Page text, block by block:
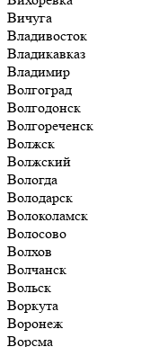
Вичуга
Владивосток
Владикавказ
Владимир
Волгоград
Волгодонск
Волгореченск
Волжск
Волжский
Вологда
Володарск
Волоколамск
Волосово
Волхов
Волчанск
Вольск
Воркута
Воронеж
Ворсма